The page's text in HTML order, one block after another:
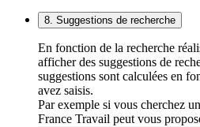
8. Suggestions de recherche
En fonction de la recherche
afficher des suggestions de
suggestions sont calculées en
avez saisis.
Par exemple si vous cherchez
France Travail peut vous